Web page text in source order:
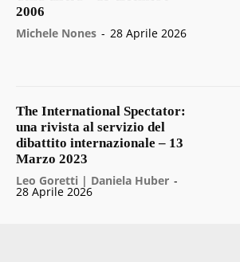
2006
Michele Nones - 28 Aprile 2026
The International Spectator:
una rivista al servizio del
dibattito internazionale – 13
Marzo 2023
Leo Goretti | Daniela Huber -
28 Aprile 2026